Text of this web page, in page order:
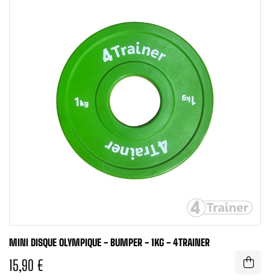
MINI DISQUE OLYMPIQUE - BUMPER - 1KG - 4TRAINER
15,90 €